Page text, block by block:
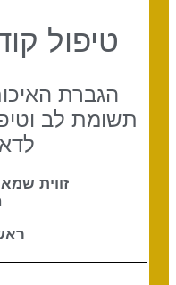
טיפול
הגברת
תשומת לב
זווית